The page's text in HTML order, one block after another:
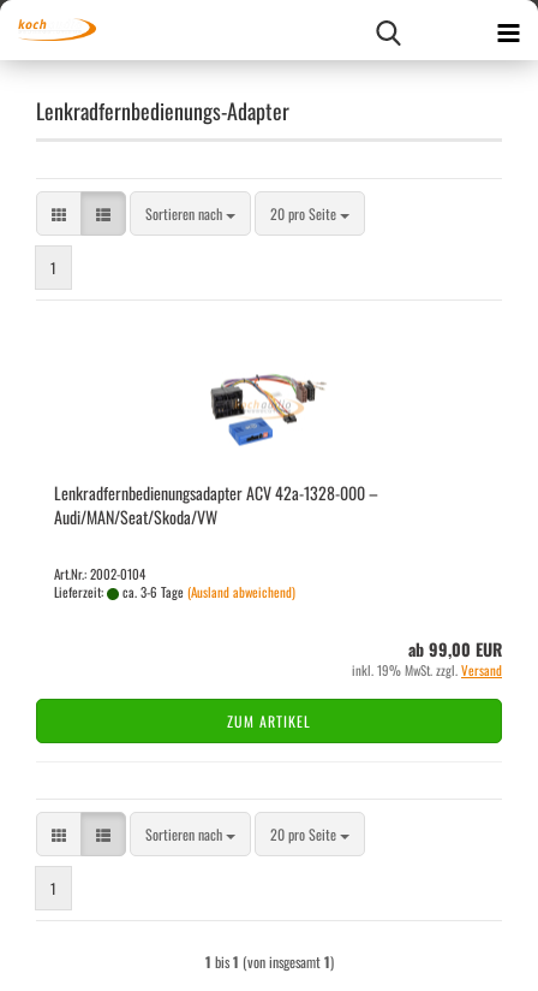
Lenkradfernbedienungs-Adapter
Sortieren nach
Sortieren nach 20 pro Seite
pro Seite
1
Lenk­rad­fern­be­die­nungs­ad­ap­ter ACV 42a-​1328-​000 –
Audi/MAN/Seat/Skoda/VW
Art.Nr.: 2002-0104
Lieferzeit:
ca. 3-6 Tage(Ausland abweichend)
ab 99,00 EUR
inkl. 19% MwSt. zzgl.Versand
ZUM ARTIKEL
Sortieren nach
Sortieren nach 20 pro Seite
pro Seite
1
1 bis1 (von insgesamt1)